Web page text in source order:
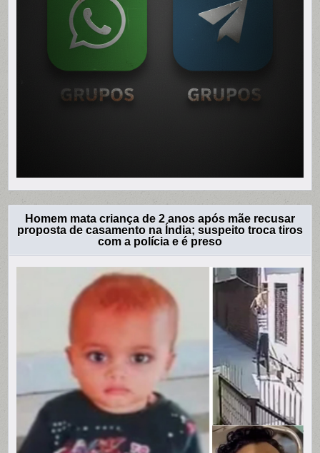
Homem mata criança de 2 anos após mãe recusar
proposta de casamento na Índia; suspeito troca tiros
com a polícia e é preso